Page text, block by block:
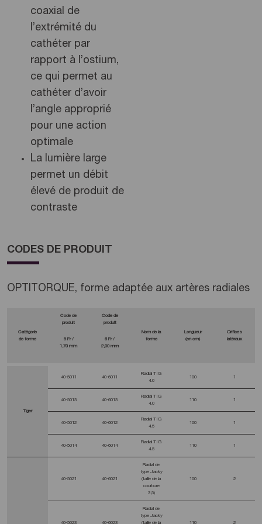
coaxial de
l’extrémité du
cathéter par
rapport à l’ostium,
ce qui permet au
cathéter d’avoir
l’angle approprié
pour une action
optimale
La lumière large
permet un débit
élevé de produit de
contraste
CODES DE PRODUIT
OPTITORQUE, forme adaptée aux artères radiales
Catégorie
de forme
Code de
produit
5 Fr /
1,70 mm
Code de
produit
6 Fr /
2,00 mm
Nom de la
forme
Longueur
(en cm)
Orifices
latéraux
Tiger
40-5011 40-6011
Radial TIG
4.0
100 1
40-5013 40-6013
Radial TIG
4.0
110 1
40-5012 40-6012
Radial TIG
4.5
100 1
40-5014 40-6014
Radial TIG
4.5
110 1
40-5021 40-6021
Radial de
type Jacky
(taille de la
courbure
3,5)
100 2
40-5023 40-6023
Radial de
type Jacky
(taille de la
110 2